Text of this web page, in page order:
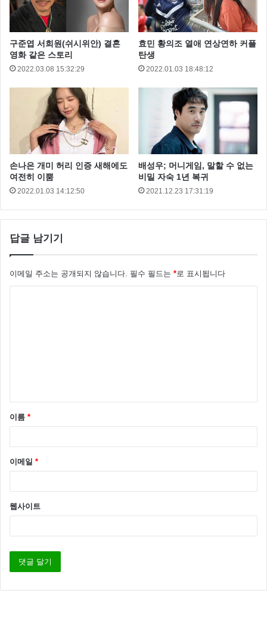
한채아결혼식 한채아차세찌
구준엽 서희원(쉬시위안) 결혼
영화 같은 스토리
2022.03.08 15:32:29
효민 황의조 열애 연상연하 커플
탄생
2022.01.03 18:48:12
손나은 개미 허리 인증 새해에도
여전히 이뿜
2022.01.03 14:12:50
배성우; 머니게임, 말할 수 없는
비밀 자숙 1년 복귀
2021.12.23 17:31:19
답글 남기기
이메일 주소는 공개되지 않습니다. 필수 필드는 *로 표시됩니다
이름 *
이메일 *
웹사이트